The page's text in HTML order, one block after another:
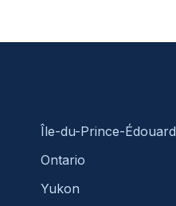
Île-du-Prince-Édouard
Ontario
Yukon